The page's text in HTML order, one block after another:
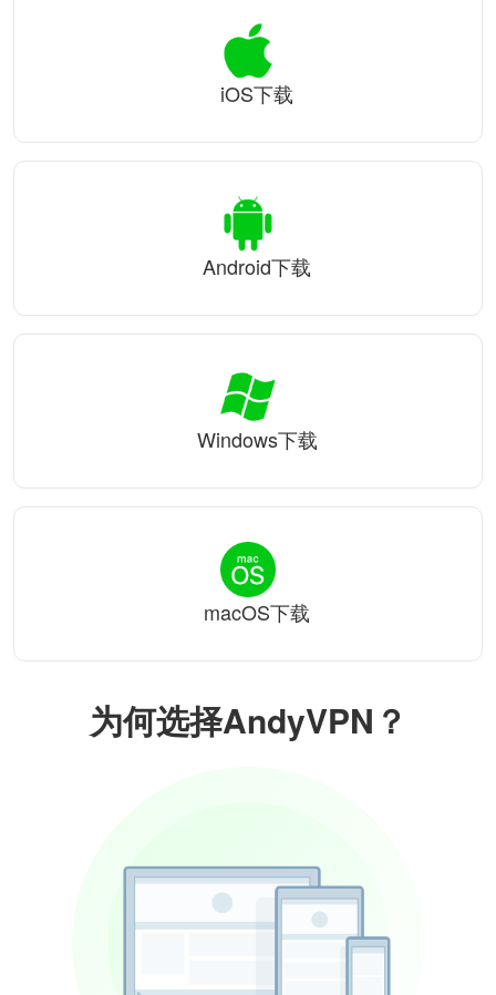
为何选择AndyVPN？
iOS下载
Android下载
Windows下载
macOS下载